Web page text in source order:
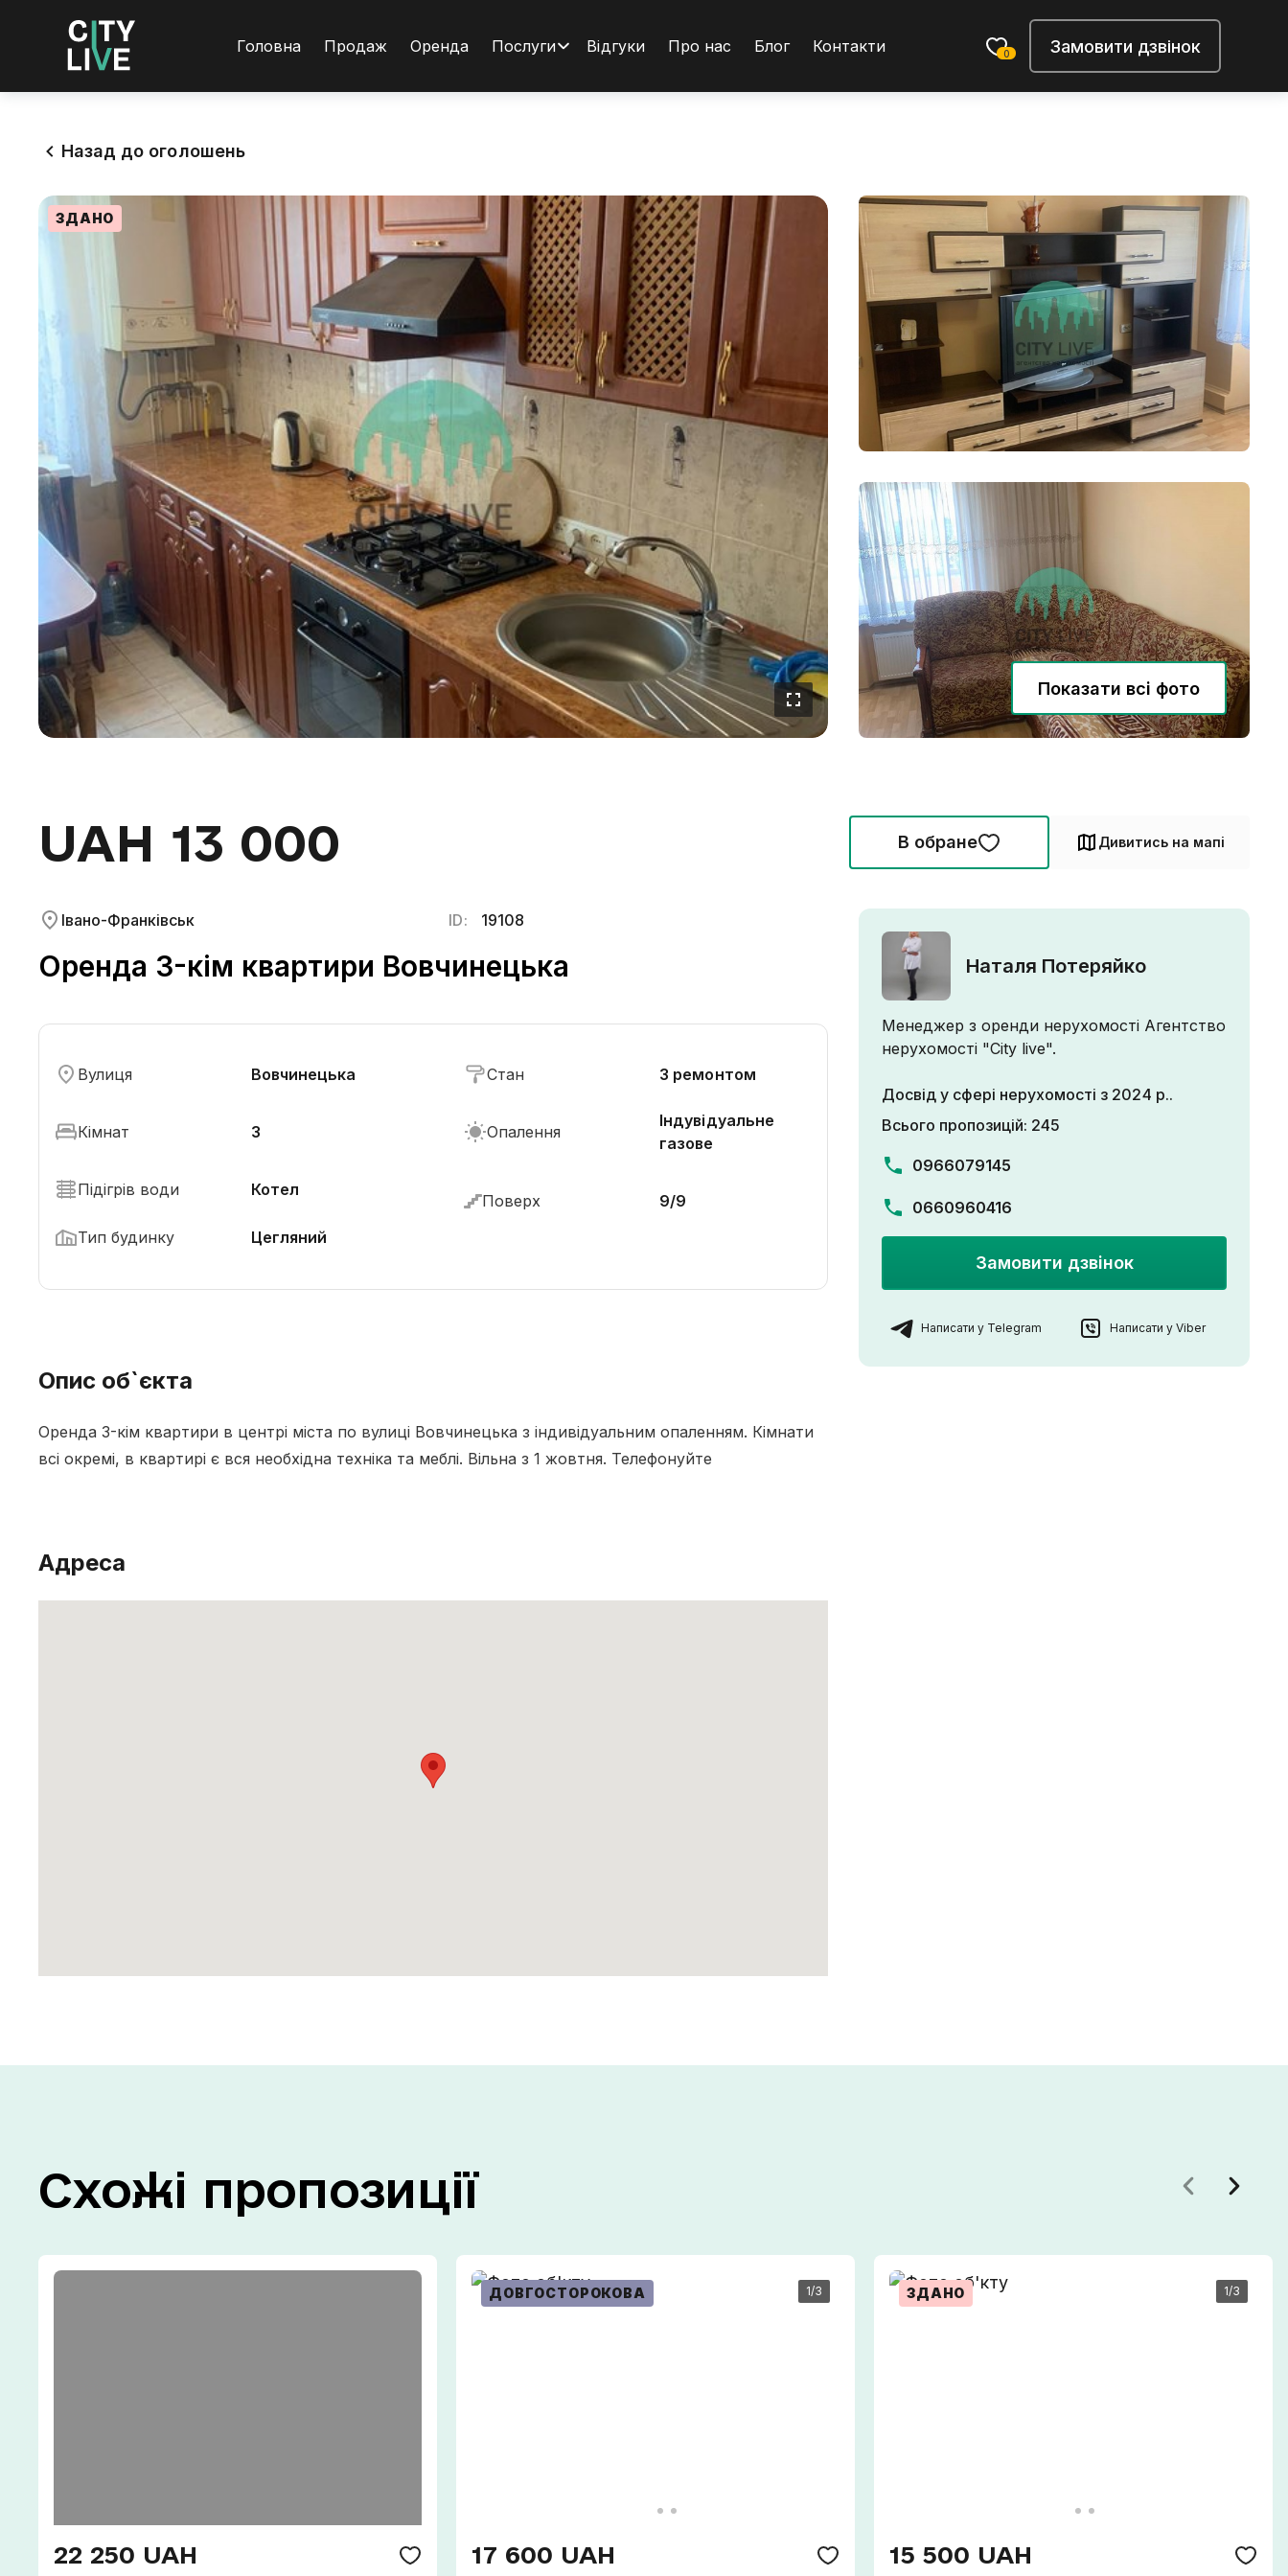
Головна Продаж Оренда Послуги Відгуки Про нас Блог Контакти 0 Замовити дзвінок
Назад до оголошень
ЗДАНО
Показати всі фото
UAH 13 000 В обране Дивитись на мапі
Івано-Франківськ ID: 19108
Оренда 3-кім квартири Вовчинецька
Вулиця Вовчинецька Стан З ремонтом
Кімнат 3 Опалення
Індувідуальне
газове
Підігрів води Котел
Поверх
9/9
Тип будинку
Цегляний
Опис об`єкта
Оренда 3-кім квартири в центрі міста по вулиці Вовчинецька з індивідуальним опаленням. Кімнати
всі окремі, в квартирі є вся необхідна техніка та меблі. Вільна з 1 жовтня. Телефонуйте
Адреса
Наталя Потеряйко
Менеджер з оренди нерухомості Агентство
нерухомості "City live".
Досвід у сфері нерухомості з 2024 р..
Всього пропозицій: 245
0966079145
0660960416
Замовити дзвінок
Написати у Telegram Написати у Viber
Схожі пропозиції
22 250 UAH
ДОВГОСТОРОКОВА 1/3
17 600 UAH
ЗДАНО 1/3
15 500 UAH